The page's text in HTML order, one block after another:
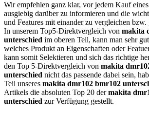
Wir empfehlen ganz klar, vor jedem Kauf
ausgiebig darüber zu informieren und die
und Features mit einander zu vergleichen bzw.
In unserem Top5-Direktvergleich von makita
unterschied im oberen Teil, kann man sehr
welches Produkt an Eigenschaften oder
kann somit Selektieren und sich das richtige
den Top 5-Direktvergleich von makita
unterschied nicht das passende dabei sein,
Teil unseres makita dmr102 bmr102
Artikels die absoluten Top 20 dermakita
unterschied zur Verfügung gestellt.